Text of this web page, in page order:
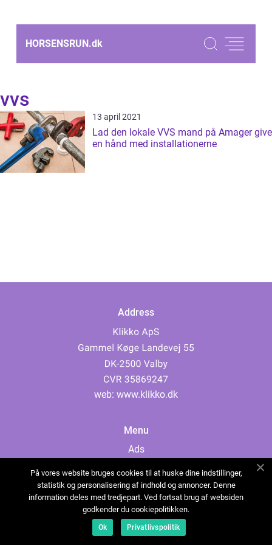
HORSENSRUN.dk
vvs
13 april 2021
Lad den lokale VVS mand på Amager give
en hånd med installationerne
Address
web: www.klikko.dk
Menu
Ads
Cookies
Contact
Sitemap
På vores website bruges cookies til at huske dine indstillinger,
statistik og personalisering af indhold og annoncer. Denne
information deles med tredjepart. Ved fortsat brug af websiden
godkender du cookiepolitikken.
Ok Privatlivspolitik